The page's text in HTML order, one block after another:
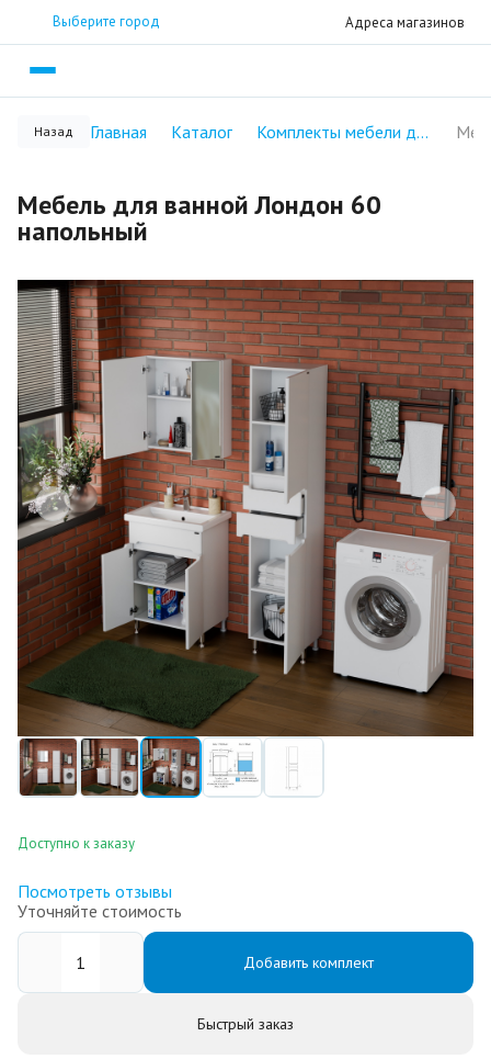
Выберите город Адреса магазинов
Назад Главная Каталог Комплекты мебели для ванной комнаты
Мебель для ванной Лондон 60
напольный
Доступно к заказу
Посмотреть отзывы
Уточняйте стоимость
Добавить комплект
Быстрый заказ